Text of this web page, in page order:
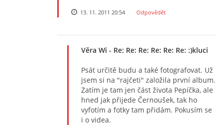
13. 11. 2011 20:54 Odpovědět
Věra Wi - Re: Re: Re: Re: Re: Re: :)kluci
Psát určitě budu a také fotografovat. Už
jsem si na "rajčeti" založila první album.
Zatím je tam jen část života Pepíčka, ale
hned jak přijede Černoušek, tak ho
vyfotím a fotky tam přidám. Pokusím se
i o videa.